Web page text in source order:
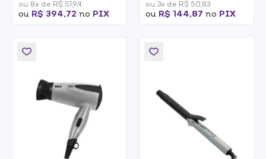
ou 8x de R$ 51,94
ou R$ 394,72 no PIX
ou 3x de R$ 50,83
ou R$ 144,87 no PIX